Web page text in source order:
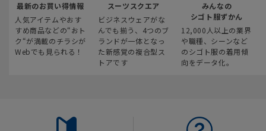
最新のお買い得情報
人気アイテムやおす
すめ商品などの“おト
ク“が満載のチラシが
Webでも見られる！
スーツスクエア
ビジネスウェアがな
んでも揃う、4つのブ
ランドが一体となっ
た新感覚の複合型ス
トアです
みんなの
シゴト服ずかん
12,000人以上の業界
や職種、シーンなど
のシゴト服の着用傾
向をデータ化。